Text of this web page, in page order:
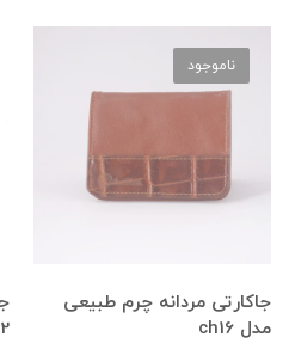
جاکارتی مردانه چرم طبیعی
مدل ch16
ناموجود